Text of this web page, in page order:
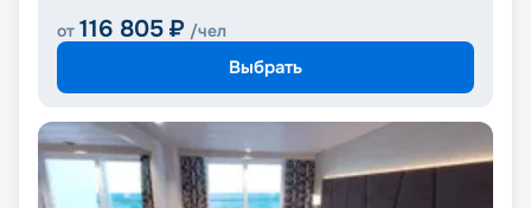
от 116 805 ₽ /чел
Выбрать